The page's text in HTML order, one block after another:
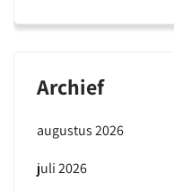
Archief
augustus 2026
juli 2026